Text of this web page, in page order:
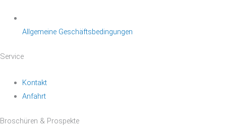
Allgemeine Geschäftsbedingungen
Service
Kontakt
Anfahrt
Broschüren & Prospekte